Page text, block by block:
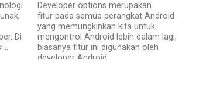
Di
Developer options merupakan
fitur pada semua perangkat Android
yang memungkinkan kita untuk
mengontrol Android lebih dalam lagi,
biasanya fitur ini digunakan oleh
developer Android...